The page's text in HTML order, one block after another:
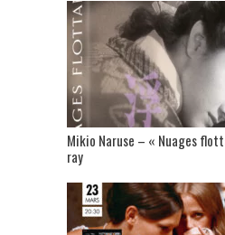
Mikio Naruse – « Nuages
ray